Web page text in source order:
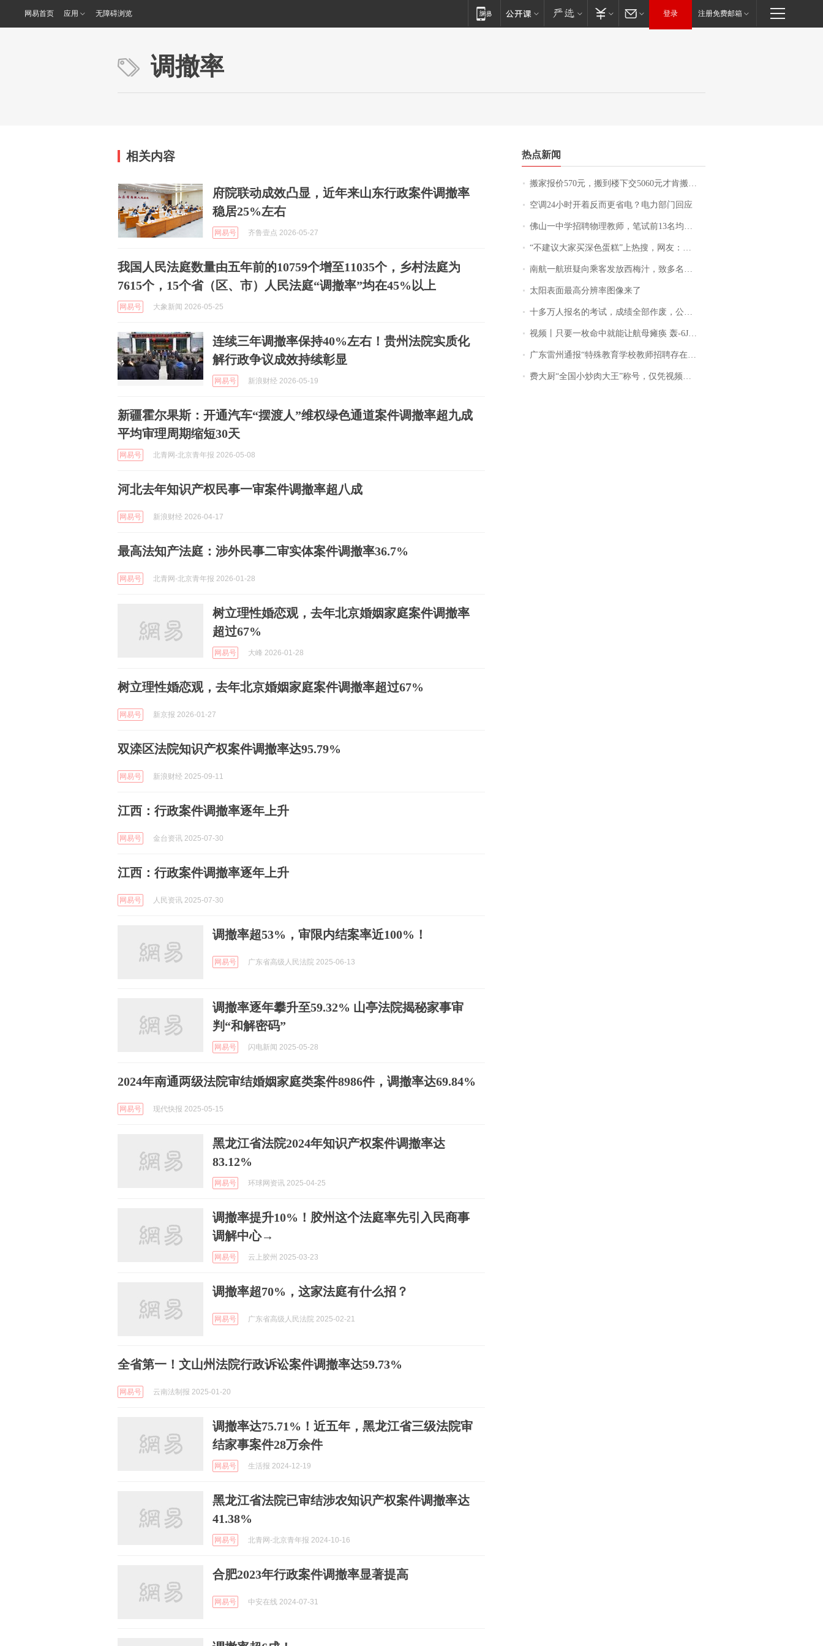
网易首页 应用 无障碍浏览 登录 注册免费邮箱
调撤率
相关内容
府院联动成效凸显，近年来山东行政案件调撤率
稳居25%左右
网易号 齐鲁壹点 2026-05-27
我国人民法庭数量由五年前的10759个增至11035个，乡村法庭为
7615个，15个省（区、市）人民法庭“调撤率”均在45%以上
网易号 大象新闻 2026-05-25
连续三年调撤率保持40%左右！贵州法院实质化
解行政争议成效持续彰显
网易号 新浪财经 2026-05-19
新疆霍尔果斯：开通汽车“摆渡人”维权绿色通道案件调撤率超九成
平均审理周期缩短30天
网易号 北青网-北京青年报 2026-05-08
河北去年知识产权民事一审案件调撤率超八成
网易号 新浪财经 2026-04-17
最高法知产法庭：涉外民事二审实体案件调撤率36.7%
网易号 北青网-北京青年报 2026-01-28
树立理性婚恋观，去年北京婚姻家庭案件调撤率
超过67%
网易号 大峰 2026-01-28
树立理性婚恋观，去年北京婚姻家庭案件调撤率超过67%
网易号 新京报 2026-01-27
双滦区法院知识产权案件调撤率达95.79%
网易号 新浪财经 2025-09-11
江西：行政案件调撤率逐年上升
网易号 金台资讯 2025-07-30
江西：行政案件调撤率逐年上升
网易号 人民资讯 2025-07-30
调撤率超53%，审限内结案率近100%！
网易号 广东省高级人民法院 2025-06-13
调撤率逐年攀升至59.32% 山亭法院揭秘家事审
判“和解密码”
网易号 闪电新闻 2025-05-28
2024年南通两级法院审结婚姻家庭类案件8986件，调撤率达69.84%
网易号 现代快报 2025-05-15
黑龙江省法院2024年知识产权案件调撤率达
83.12%
网易号 环球网资讯 2025-04-25
调撤率提升10%！胶州这个法庭率先引入民商事
调解中心→
网易号 云上胶州 2025-03-23
调撤率超70%，这家法庭有什么招？
网易号 广东省高级人民法院 2025-02-21
全省第一！文山州法院行政诉讼案件调撤率达59.73%
网易号 云南法制报 2025-01-20
调撤率达75.71%！近五年，黑龙江省三级法院审
结家事案件28万余件
网易号 生活报 2024-12-19
黑龙江省法院已审结涉农知识产权案件调撤率达
41.38%
网易号 北青网-北京青年报 2024-10-16
合肥2023年行政案件调撤率显著提高
网易号 中安在线 2024-07-31
热点新闻
搬家报价570元，搬到楼下交5060元才肯搬上楼！女子傻眼了……
空调24小时开着反而更省电？电力部门回应
佛山一中学招聘物理教师，笔试前13名均遭淘汰？教育局：已叫停招聘，成立调查组全面核查
“不建议大家买深色蛋糕”上热搜，网友：天塌了！
南航一航班疑向乘客发放西梅汁，致多名乘客在飞行途中排队上厕所！乘客：机上100多人只有2个厕所；客服回应：并非每架飞机都会发放西梅汁
太阳表面最高分辨率图像来了
十多万人报名的考试，成绩全部作废，公平么？
视频丨只要一枚命中就能让航母瘫痪 轰-6J实力有多强？
广东雷州通报“特殊教育学校教师招聘存在违规行为”：已启动问责程序 副校长被停职
费大厨“全国小炒肉大王”称号，仅凭视频评出？中国烹饪协会回应